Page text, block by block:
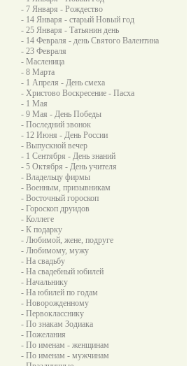
- 7 Января - Рождество
- 14 Января - старый Новый год
- 25 Января - Татьянин день
- 14 Февраля - день Святого Валентина
- 23 Февраля
- Масленица
- 8 Марта
- 1 Апреля - День смеха
- Христово Воскресение - Пасха
- 1 Мая
- 9 Мая - День Победы
- Последний звонок
- 12 Июня - День России
- Выпускной вечер
- 1 Сентября - День знаний
- 5 Октября - День учителя
- Владельцу фирмы
- Военным, призывникам
- Восточный гороскоп
- Гороскоп друидов
- Коллеге
- К подарку
- Любимой, жене, подруге
- Любимому, мужу
- На свадьбу
- На свадебный юбилей
- Начальнику
- На юбилей по годам
- Новорожденному
- Первокласснику
- По знакам Зодиака
- Пожелания
- По именам - женщинам
- По именам - мужчинам